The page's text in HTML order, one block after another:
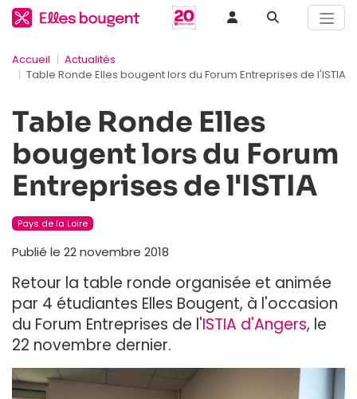
Accueil
Actualités
Table Ronde Elles bougent lors du Forum Entreprises de l'ISTIA
Table Ronde Elles
bougent lors du Forum
Entreprises de l'ISTIA
Pays de la Loire
Publié le 22 novembre 2018
Retour la table ronde organisée et animée
par 4 étudiantes Elles Bougent, à l'occasion
du Forum Entreprises de l'ISTIA d'Angers, le
22 novembre dernier.